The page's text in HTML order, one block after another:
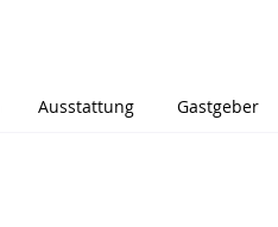
Ausstattung Gastgeber